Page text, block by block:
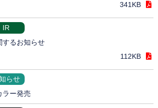
341KB
IR
するお知らせ
112KB
らせ
ラー発売